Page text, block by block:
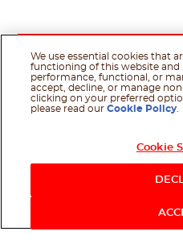
We use essential cookies that
functioning of this website and
performance, functional, or
accept, decline, or manage
clicking on your preferred
please read ourCookie Policy
Cookie